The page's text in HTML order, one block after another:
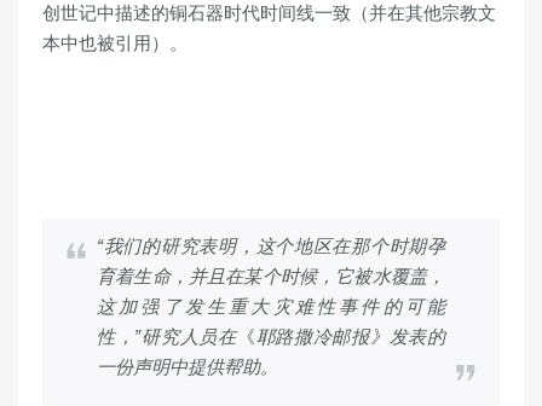
创世记中描述的铜石器时代时间线一致（并在其他宗教文
本中也被引用）。
“我们的研究表明，这个地区在那个时期孕
育着生命，并且在某个时候，它被水覆盖，
这加强了发生重大灾难性事件的可能
性，”研究人员在《耶路撒冷邮报》发表的
一份声明中提供帮助。